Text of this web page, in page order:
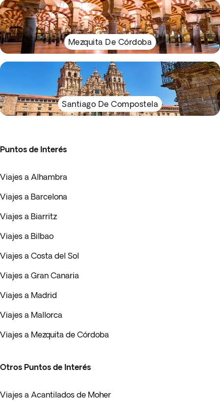
Mezquita De Córdoba
Santiago De Compostela
Puntos de Interés
Viajes a Alhambra
Viajes a Barcelona
Viajes a Biarritz
Viajes a Bilbao
Viajes a Costa del Sol
Viajes a Gran Canaria
Viajes a Madrid
Viajes a Mallorca
Viajes a Mezquita de Córdoba
Otros Puntos de Interés
Viajes a Acantilados de Moher